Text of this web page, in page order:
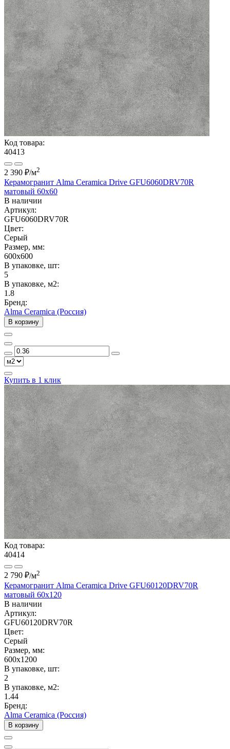
Код товара:
40413
2 390 ₽/м2
Керамогранит Alma Ceramica Drive GFU6060DRV70R
матовый 60x60
В наличии
Артикул:
GFU6060DRV70R
Цвет:
Серый
Размер, мм:
600x600
В упаковке, шт:
5
В упаковке, м2:
1.8
Бренд:
Alma Ceramica (Россия)
В корзину
Купить в 1 клик
Код товара:
40414
2 790 ₽/м2
Керамогранит Alma Ceramica Drive GFU60120DRV70R
матовый 60x120
В наличии
Артикул:
GFU60120DRV70R
Цвет:
Серый
Размер, мм:
600x1200
В упаковке, шт:
2
В упаковке, м2:
1.44
Бренд:
Alma Ceramica (Россия)
В корзину